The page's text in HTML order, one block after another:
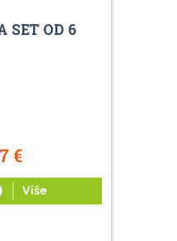
SET OD 6
€
Više